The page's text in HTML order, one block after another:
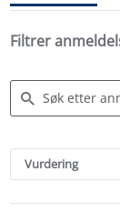
Filtrer
Reviews
Vurdering